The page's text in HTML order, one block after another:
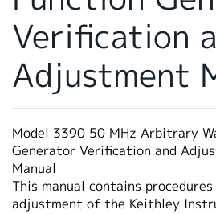
DEUTSCH
VIỆT NAM
简体中文
韓国語
Verification
Adjustment
Model 3390 50 MHz Arbitrary
Generator Verification and
Manual
This manual contains
adjustment of the Keithley